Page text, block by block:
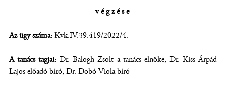
végzése
Az ügy száma:Kvk.IV.39.419/2022/4.
A tanács tagjai: Dr. Balogh Zsolt a tanács elnöke, Dr. Kiss Árpád
Lajos előadó bíró, Dr. Dobó Viola bíró